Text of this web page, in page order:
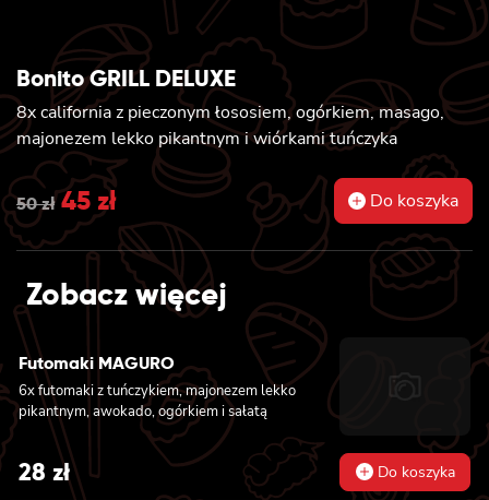
Bonito GRILL DELUXE
8x california z pieczonym łososiem, ogórkiem, masago,
majonezem lekko pikantnym i wiórkami tuńczyka
50zł Original
price
was:
45 złCurrent
price
is:
45 zł.
Do koszyka
Zobacz więcej
Futomaki MAGURO
6x futomaki z tuńczykiem, majonezem lekko
pikantnym, awokado, ogórkiem i sałatą
28 zł Do koszyka